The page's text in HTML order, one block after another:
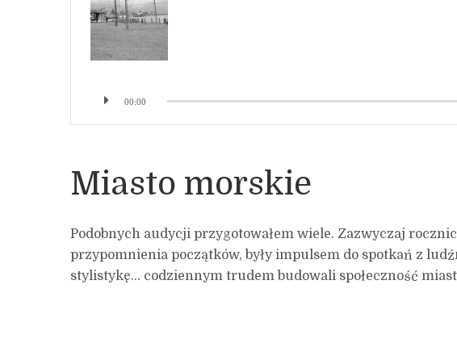
00:00
Miasto morskie
Podobnych audycji przygotowałem wiele. Zazwyczaj
przypomnienia początków, były impulsem do spotkań z
stylistykę… codziennym trudem budowali społeczność